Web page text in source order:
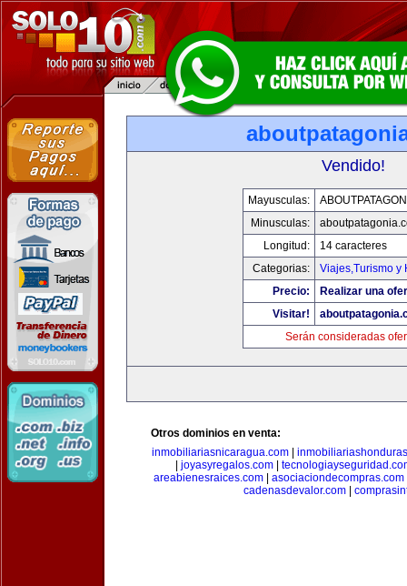
Vendido!
Mayusculas:
Minusculas:
Longitud:
14 caracteres
Categorias:
Viajes,Turismo y
Precio:
Realizar una
Visitar!
Serán consideradas
Otros dominios en venta:
inmobiliariasnicaragua.com|
joyasyregalos.com
areabienesraices.com| asociaciondecompras.com
cadenasdevalor.com